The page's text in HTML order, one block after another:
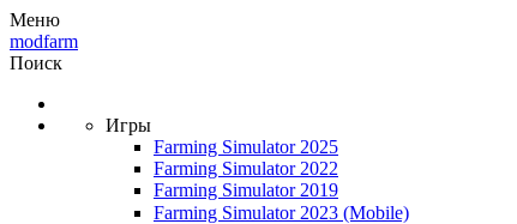
Меню
modfarm
Поиск
Игры
Farming Simulator 2025
Farming Simulator 2022
Farming Simulator 2019
Farming Simulator 2023 (Mobile)